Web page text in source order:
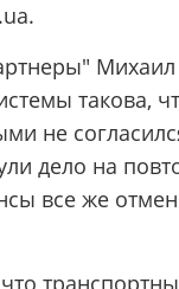
Михаил
такова,
не
дело на
все же